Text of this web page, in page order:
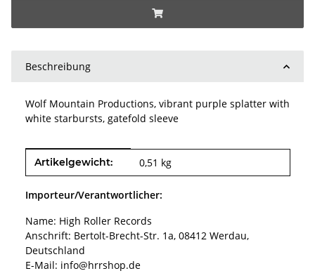
Beschreibung
Wolf Mountain Productions, vibrant purple splatter with
white starbursts, gatefold sleeve
Produkteigenschaft
Wert
Artikelgewicht: 0,51 kg
Importeur/Verantwortlicher:
Name: High Roller Records
Anschrift: Bertolt-Brecht-Str. 1a, 08412 Werdau,
Deutschland
E-Mail: info@hrrshop.de